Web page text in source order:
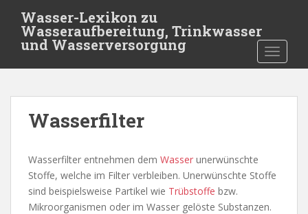
t
Wasser-Lexikon zu
Wasseraufbereitung, Trinkwasser
und Wasserversorgung
Wasserfilter
Wasserfilter entnehmen dem Wasser unerwünschte
Stoffe, welche im Filter verbleiben. Unerwünschte Stoffe
sind beispielsweise Partikel wie Trübstoffe bzw.
Mikroorganismen oder im Wasser gelöste Substanzen.